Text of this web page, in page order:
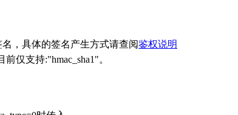
，具体的签名产生方式请查阅鉴权说明
仅支持:"hmac_sha1"。